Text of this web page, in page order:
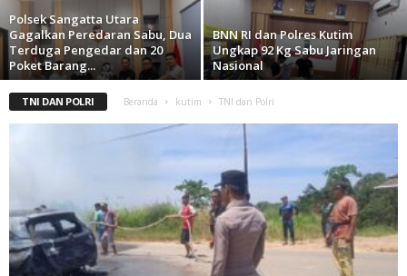
Polsek Sangatta Utara
Gagalkan Peredaran Sabu, Dua
Terduga Pengedar dan 20
Poket Barang...
BNN RI dan Polres Kutim
Ungkap 92 Kg Sabu Jaringan
Nasional
TNI DAN POLRI Beranda kutim TNI dan Polri